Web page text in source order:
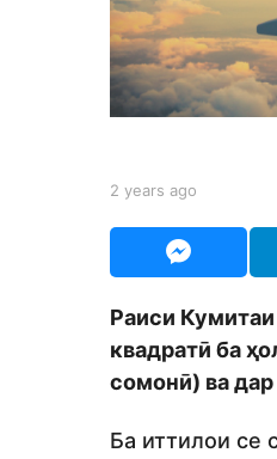
s
a
g
o
b
S
o
m
o
2 years ago
r
a
g
o
Раиси
квадратӣ ба
сомонӣ) ва
Ба иттилои се